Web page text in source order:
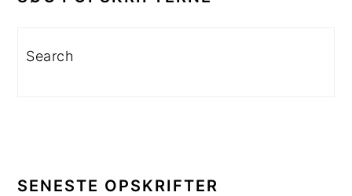
Search
SENESTE OPSKRIFTER